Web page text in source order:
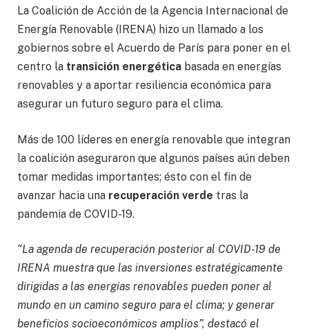
La Coalición de Acción de la Agencia Internacional de
Energía Renovable (IRENA) hizo un llamado a los
gobiernos sobre el Acuerdo de París para poner en el
centro la transición energética basada en energías
renovables y a aportar resiliencia económica para
asegurar un futuro seguro para el clima.
Más de 100 líderes en energía renovable que integran
la coalición aseguraron que algunos países aún deben
tomar medidas importantes; ésto con el fin de
avanzar hacia una recuperación verde tras la
pandemia de COVID-19.
“La agenda de recuperación posterior al COVID-19 de
IRENA muestra que las inversiones estratégicamente
dirigidas a las energías renovables pueden poner al
mundo en un camino seguro para el clima; y generar
beneficios socioeconómicos amplios”, destacó el